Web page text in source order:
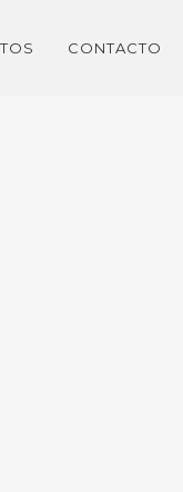
CONTACTO